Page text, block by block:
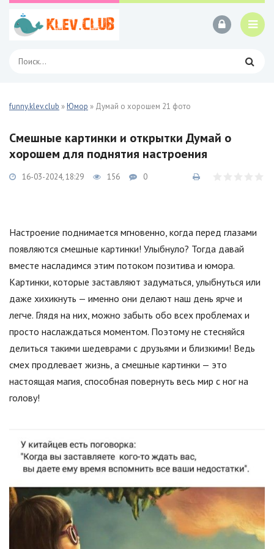
funny.klev.club »Юмор » Думай о хорошем 21 фото
Смешные картинки и открытки Думай о
хорошем для поднятия настроения
16-03-2024, 18:29 156 0
Настроение поднимается мгновенно, когда перед глазами
появляются смешные картинки! Улыбнуло? Тогда давай
вместе насладимся этим потоком позитива и юмора.
Картинки, которые заставляют задуматься, улыбнуться или
даже хихикнуть — именно они делают наш день ярче и
легче. Глядя на них, можно забыть обо всех проблемах и
просто наслаждаться моментом. Поэтому не стесняйся
делиться такими шедеврами с друзьями и близкими! Ведь
смех продлевает жизнь, а смешные картинки — это
настоящая магия, способная повернуть весь мир с ног на
голову!